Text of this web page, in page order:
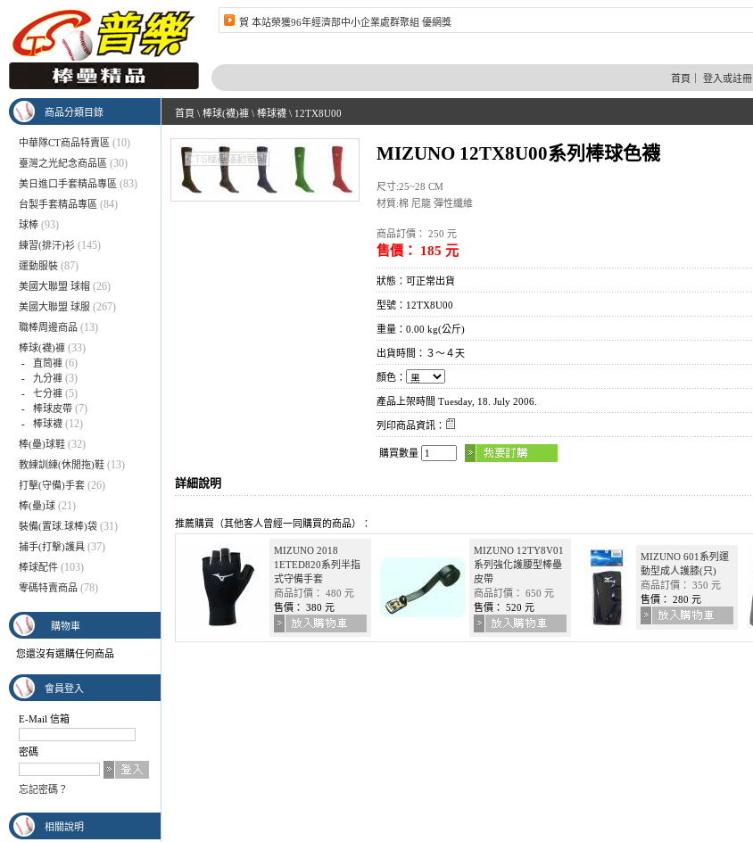
賀 本站榮獲96年經濟部中小企業處群聚組 優網獎
首頁 登入或註冊
商品分類目錄
中華隊CT商品特賣區 (10)
臺灣之光紀念商品區 (30)
美日進口手套精品專區 (83)
台製手套精品專區 (84)
球棒 (93)
練習(排汗)衫 (145)
運動服裝 (87)
美國大聯盟 球帽 (26)
美國大聯盟 球服 (267)
職棒周邊商品 (13)
棒球(襪)褲 (33)
- 直筒褲 (6)
- 九分褲 (3)
- 七分褲 (5)
- 棒球皮帶 (7)
- 棒球襪 (12)
棒(壘)球鞋 (32)
教練訓練(休閒拖)鞋 (13)
打擊(守備)手套 (26)
棒(壘)球 (21)
裝備(置球.球棒)袋 (31)
捕手(打擊)護具 (37)
棒球配件 (103)
零碼特賣商品 (78)
購物車
您還沒有選購任何商品
會員登入
E-Mail 信箱
密碼
忘記密碼？
相關說明
首頁 \ 棒球(襪)褲 \ 棒球襪 \ 12TX8U00
MIZUNO 12TX8U00系列棒球色襪
尺寸:25~28 CM
材質:棉 尼龍 彈性纖維
商品訂價： 250 元
售價： 185 元
狀態：可正常出貨
型號：12TX8U00
重量：0.00 kg(公斤)
出貨時間：３～４天
顏色：
產品上架時間 Tuesday, 18. July 2006.
列印商品資訊：
購買數量
詳細說明
推薦購買（其他客人曾經一同購買的商品）：
MIZUNO 2018
1ETED820系列半指
式守備手套
商品訂價： 480 元
售價： 380 元
MIZUNO 12TY8V01
系列強化護腰型棒壘
皮帶
商品訂價： 650 元
售價： 520 元
MIZUNO 601系列運
動型成人護膝(只)
商品訂價： 350 元
售價： 280 元